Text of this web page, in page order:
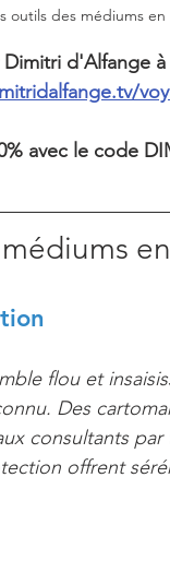
outils des médiums
d'Alfange
avec le code
flou et
Des
consultants
offrent